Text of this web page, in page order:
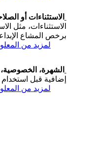
الاستثناءات أو
الاستثناءات، مثل
برخص المشاع
لمزيد من
الشهرة، الخصوصية،
إضافية قبل
لمزيد من